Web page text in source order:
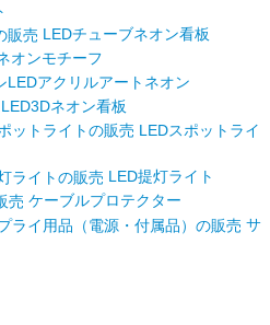
LEDチューブネオン看板
オンモチーフ
LEDアクリルアートネオン
LED3Dネオン看板
LEDスポットライ
LED提灯ライト
ケーブルプロテクター
サ